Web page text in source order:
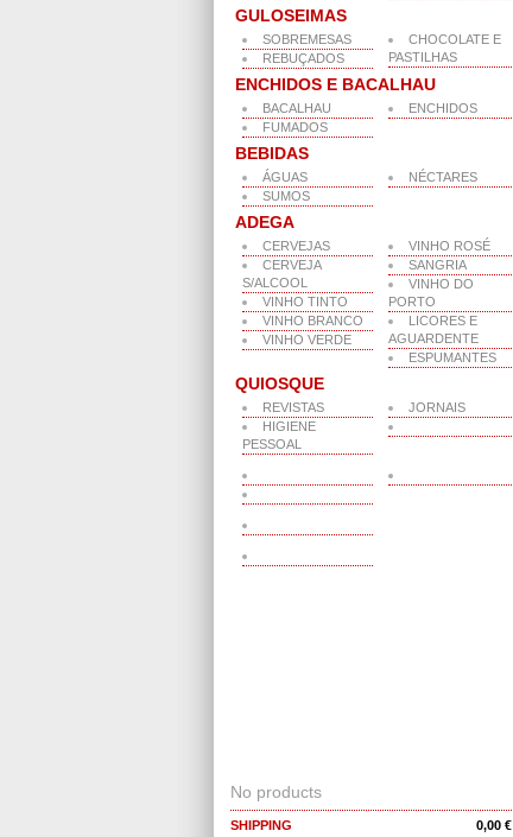
GULOSEIMAS
SOBREMESAS
REBUÇADOS
CHOCOLATE E
PASTILHAS
ENCHIDOS E BACALHAU
BACALHAU
FUMADOS
ENCHIDOS
BEBIDAS
ÁGUAS
SUMOS
NÉCTARES
ADEGA
CERVEJAS
CERVEJA
S/ALCOOL
VINHO TINTO
VINHO BRANCO
VINHO VERDE
VINHO ROSÉ
SANGRIA
VINHO DO
PORTO
LICORES E
AGUARDENTE
ESPUMANTES
QUIOSQUE
REVISTAS
HIGIENE
PESSOAL
JORNAIS
No products
SHIPPING
0,00 €